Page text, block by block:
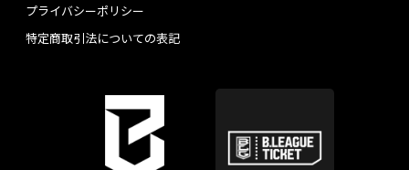
プライバシーポリシー
特定商取引法についての表記